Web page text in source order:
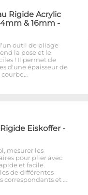
Rigide Acrylic
& 16mm -
outil de pliage
la pose et le
! Il permet de
d'une épaisseur de
Eiskoffer -
mesurer les
pour plier avec
et facile.
de différentes
et …